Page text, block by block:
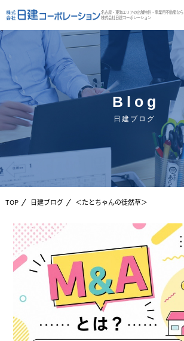
名古屋・東海エリアの店舗物件・事業用不動産なら
株式会社日建コーポレーション
Blog
日建ブログ
TOP 日建ブログ ＜たとちゃんの徒然草＞